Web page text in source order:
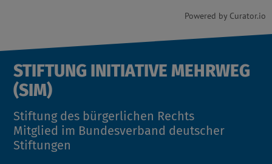
Powered by Curator.io
STIFTUNG INITIATIVE MEHRWEG
(SIM)
Stiftung des bürgerlichen Rechts
Mitglied im Bundesverband deutscher
Stiftungen